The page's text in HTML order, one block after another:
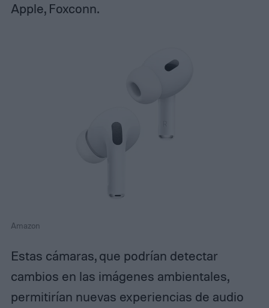
Apple, Foxconn.
Amazon
Estas cámaras, que podrían detectar
cambios en las imágenes ambientales,
permitirían nuevas experiencias de audio